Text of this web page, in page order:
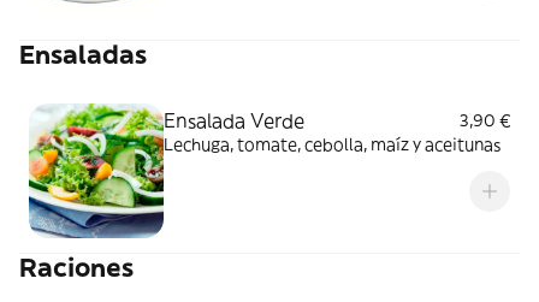
Ensaladas
Ensalada Verde
3,90 €
Lechuga, tomate, cebolla, maíz y aceitunas
Raciones